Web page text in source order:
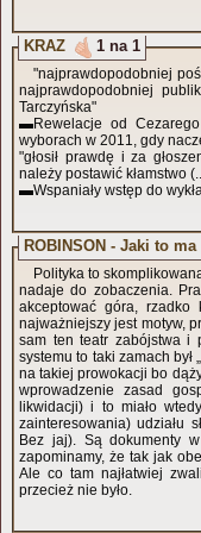
KRAZ 1 na 1
"najprawdopodobniej
najprawdopodobniej
Tarczyńska"
▬Rewelacje od
wyborach w 2011, gdy
"głosił prawdę i za
należy postawić kłamstwo
▬Wspaniały wstęp do
ROBINSON - Jaki to
Polityka to
nadaje do zobaczenia. Pracownicy służb to ludzie zdyscyplinowani i
akceptować góra, rzadko
najważniejszy jest motyw,
sam ten teatr zabójstwa i
systemu to taki zamach był
na takiej prowokacji bo
wprowadzenie zasad
likwidacji) i to miało
zainteresowania) udziału
Bez jaj). Są dokumenty
zapominamy, że tak jak
Ale co tam najłatwiej
przecież nie było.